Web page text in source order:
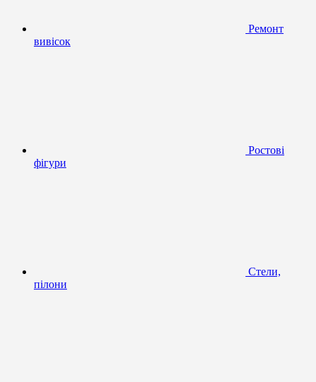
Ремонт
вивісок
Ростові
фігури
Стели,
пілони